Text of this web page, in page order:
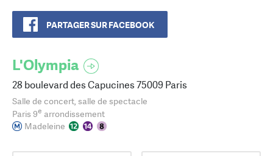
PARTAGER SUR FACEBOOK
L'Olympia
28 boulevard des Capucines 75009 Paris
Salle de concert, salle de spectacle
Paris 9e arrondissement
Madeleine